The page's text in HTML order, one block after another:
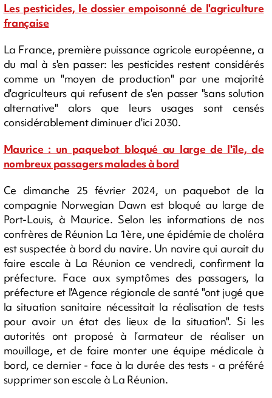
Les pesticides, le dossier empoisonné de l'agriculture
française
La France, première puissance agricole européenne, a
du mal à s'en passer: les pesticides restent considérés
comme un "moyen de production" par une majorité
d'agriculteurs qui refusent de s'en passer "sans solution
alternative" alors que leurs usages sont censés
considérablement diminuer d'ici 2030.
Maurice : un paquebot bloqué au large de l'île, de
nombreux passagers malades à bord
Ce dimanche 25 février 2024, un paquebot de la
compagnie Norwegian Dawn est bloqué au large de
Port-Louis, à Maurice. Selon les informations de nos
confrères de Réunion La 1ère, une épidémie de choléra
est suspectée à bord du navire. Un navire qui aurait du
faire escale à La Réunion ce vendredi, confirment la
préfecture. Face aux symptômes des passagers, la
préfecture et l'Agence régionale de santé "ont jugé que
la situation sanitaire nécessitait la réalisation de tests
pour avoir un état des lieux de la situation". Si les
autorités ont proposé à l’armateur de réaliser un
mouillage, et de faire monter une équipe médicale à
bord, ce dernier - face à la durée des tests - a préféré
supprimer son escale à La Réunion.